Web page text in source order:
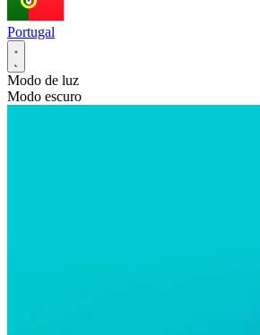
Portugal
Modo de luz
Modo escuro